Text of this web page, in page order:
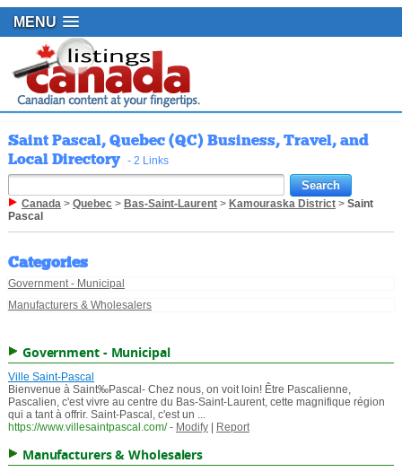
MENU
Saint Pascal, Quebec (QC) Business, Travel, and
Local Directory - 2 Links
Canada> Quebec> Bas-Saint-Laurent> Kamouraska District> Saint
Pascal
Categories
Government - Municipal
Manufacturers & Wholesalers
Government - Municipal
Ville Saint-Pascal
Bienvenue à Saint‰Pascal- Chez nous, on voit loin! Être Pascalienne,
Pascalien, c'est vivre au centre du Bas-Saint-Laurent, cette magnifique région
qui a tant à offrir. Saint-Pascal, c'est un ...
https://www.villesaintpascal.com/ - Modify| Report
Manufacturers & Wholesalers